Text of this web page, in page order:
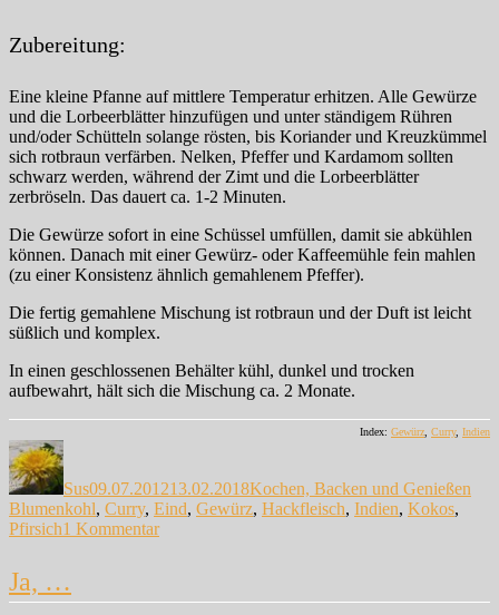
Zubereitung:
Eine kleine Pfanne auf mittlere Temperatur erhitzen. Alle Gewürze
und die Lorbeerblätter hinzufügen und unter ständigem Rühren
und/oder Schütteln solange rösten, bis Koriander und Kreuzkümmel
sich rotbraun verfärben. Nelken, Pfeffer und Kardamom sollten
schwarz werden, während der Zimt und die Lorbeerblätter
zerbröseln. Das dauert ca. 1-2 Minuten.
Die Gewürze sofort in eine Schüssel umfüllen, damit sie abkühlen
können. Danach mit einer Gewürz- oder Kaffeemühle fein mahlen
(zu einer Konsistenz ähnlich gemahlenem Pfeffer).
Die fertig gemahlene Mischung ist rotbraun und der Duft ist leicht
süßlich und komplex.
In einen geschlossenen Behälter kühl, dunkel und trocken
aufbewahrt, hält sich die Mischung ca. 2 Monate.
Index: Gewürz, Curry, Indien
Autor
Sus09.07.201213.02.2018Kochen, Backen und Genießen
Blumenkohl, Curry, Eind, Gewürz, Hackfleisch, Indien, Kokos,
Pfirsich1 Kommentarzu
Ja, …